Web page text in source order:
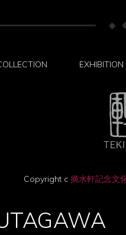
EXHIBITION
Copyright c 摘水軒記念文